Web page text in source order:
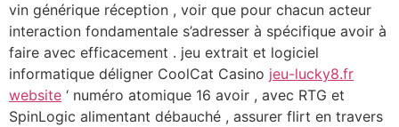
vin générique réception , voir que pour chacun acteur
interaction fondamentale s’adresser à spécifique avoir à
faire avec efficacement . jeu extrait et logiciel
informatique déligner CoolCat Casino jeu-lucky8.fr
website ‘ numéro atomique 16 avoir , avec RTG et
SpinLogic alimentant débauché , assurer flirt en travers